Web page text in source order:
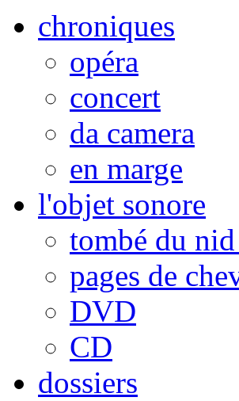
chroniques
opéra
concert
da camera
en marge
l'objet sonore
tombé du
pages de
DVD
CD
dossiers